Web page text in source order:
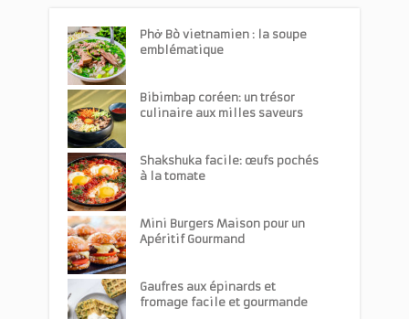
Phở Bò vietnamien : la soupe
emblématique
Bibimbap coréen: un trésor
culinaire aux milles saveurs
Shakshuka facile: œufs pochés
à la tomate
Mini Burgers Maison pour un
Apéritif Gourmand
Gaufres aux épinards et
fromage facile et gourmande